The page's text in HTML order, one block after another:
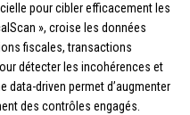
pour cibler efficacement les
», croise les données
fiscales, transactions
détecter les incohérences et
driven permet d’augmenter
des contrôles engagés.